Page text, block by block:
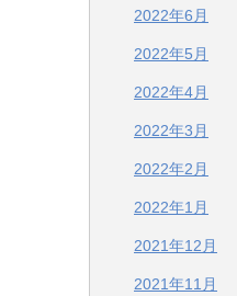
2022年6月
2022年5月
2022年4月
2022年3月
2022年2月
2022年1月
2021年12月
2021年11月